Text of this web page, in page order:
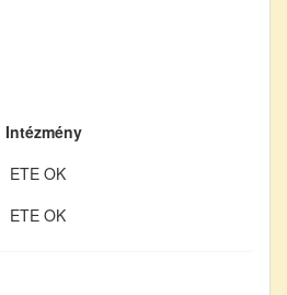
Intézmény
ETE OK
ETE OK